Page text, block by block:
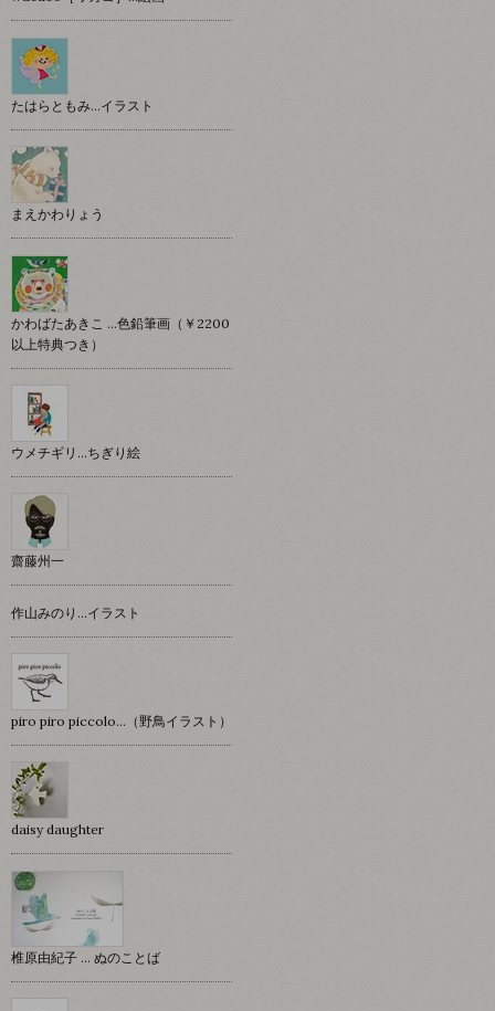
たはらともみ…イラスト
まえかわりょう
かわばたあきこ …色鉛筆画（￥2200
以上特典つき）
ウメチギリ…ちぎり絵
齋藤州一
作山みのり…イラスト
piro piro piccolo…（野鳥イラスト）
daisy daughter
椎原由紀子 ... ぬのことば